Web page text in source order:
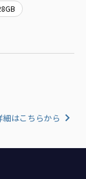
細はこちらから